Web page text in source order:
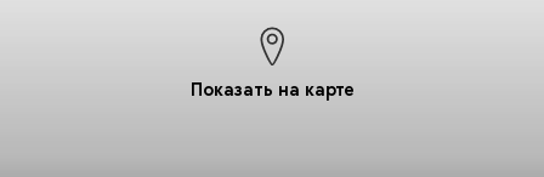
Показать на карте